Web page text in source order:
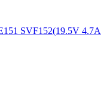
SVF152(19.5V 4.7A